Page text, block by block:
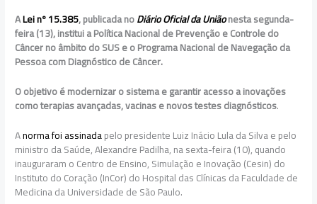
ALei nº 15.385, publicada noDiário Oficial da Uniãonesta segunda-
feira (13), institui a Política Nacional de Prevenção e Controle do
Câncer no âmbito do SUS e o Programa Nacional de Navegação da
Pessoa com Diagnóstico de Câncer.
O objetivo émodernizar o sistema e garantir acesso a inovações
como terapias avançadas, vacinas e novos testes diagnósticos.
Anorma foi assinadapelo presidente Luiz Inácio Lula da Silva e pelo
ministro da Saúde, Alexandre Padilha, na sexta-feira (10), quando
inauguraram o Centro de Ensino, Simulação e Inovação (Cesin) do
Instituto do Coração (InCor) do Hospital das Clínicas da Faculdade de
Medicina da Universidade de São Paulo.